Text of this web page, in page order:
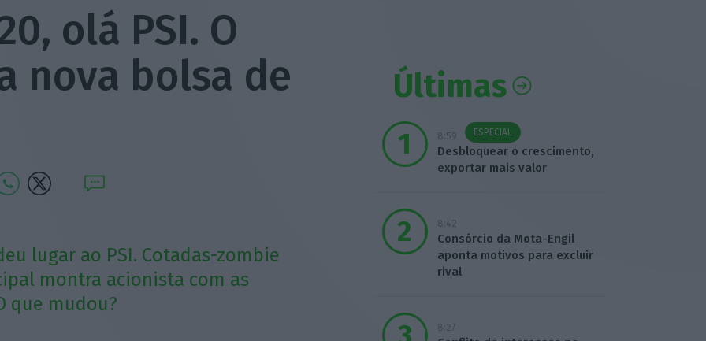
olá PSI. O
nova bolsa de
lugar ao PSI. Cotadas-zombie
montra acionista com as
que mudou?
Últimas
8:59 ESPECIAL
Desbloquear o crescimento,
exportar mais valor
8:42
Consórcio da Mota-Engil
aponta motivos para excluir
rival
8:27